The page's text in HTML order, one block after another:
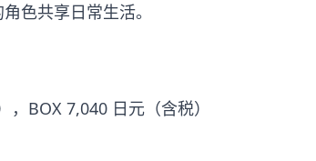
色共享日常生活。
BOX 7,040 日元（含税）